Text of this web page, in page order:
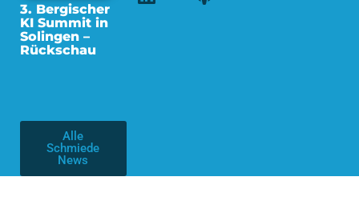
3. Bergischer
KI Summit in
Solingen –
Rückschau
Alle
Schmiede
News